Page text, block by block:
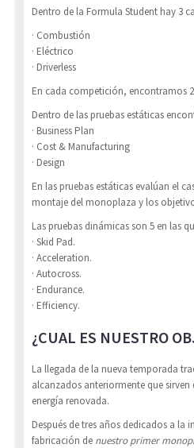
Dentro de la Formula Student hay 3
· Combustión
· Eléctrico
· Driverless
En cada competición, encontramos
Dentro de las pruebas estáticas
· Business Plan
· Cost & Manufacturing
· Design
En las pruebas estáticas evalúan el
montaje del monoplaza y los
Las pruebas dinámicas son 5 en las
· Skid Pad.
· Acceleration.
· Autocross.
· Endurance.
· Efficiency.
¿CUAL ES NUESTRO
La llegada de la nueva temporada
alcanzados anteriormente que
energía renovada.
Después de tres años dedicados a
fabricación de nuestro primer